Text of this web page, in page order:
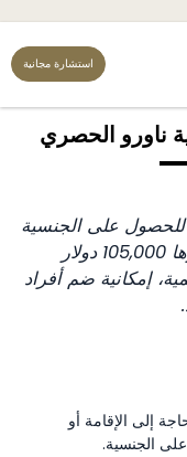
استشارة مجانية
ناورو الحصري
على الجنسية
عن طريق الاستثمار مقابل مساهمة قدرها 105,000 دولار
إمكانية ضم أفراد
إلى الإقامة أو
على الجنسية.